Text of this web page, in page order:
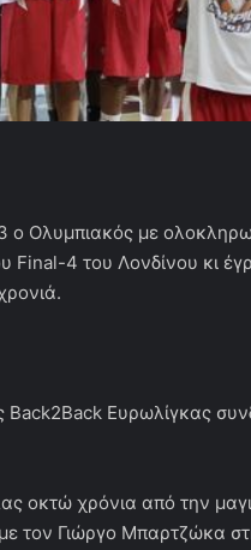
ο Ολυμπιακός με
Final-4 του Λονδίνου κι
Ευρωλίγκας
οκτώ χρόνια από την
τον Γιώργο Μπαρτζώκα